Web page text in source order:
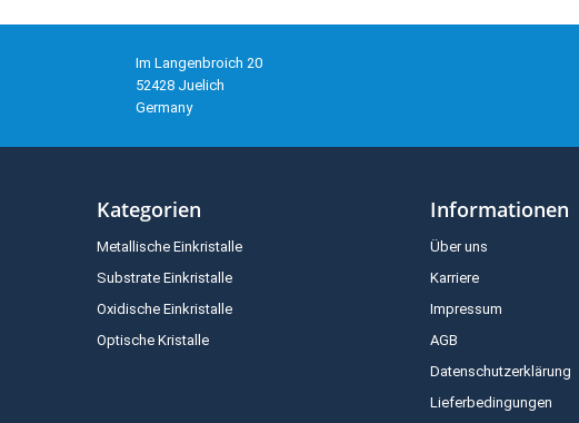
Im Langenbroich 20
52428 Juelich
Germany
Kategorien
Metallische Einkristalle
Substrate Einkristalle
Oxidische Einkristalle
Optische Kristalle
Informationen
Über uns
Karriere
Impressum
AGB
Datenschutzerklärung
Lieferbedingungen